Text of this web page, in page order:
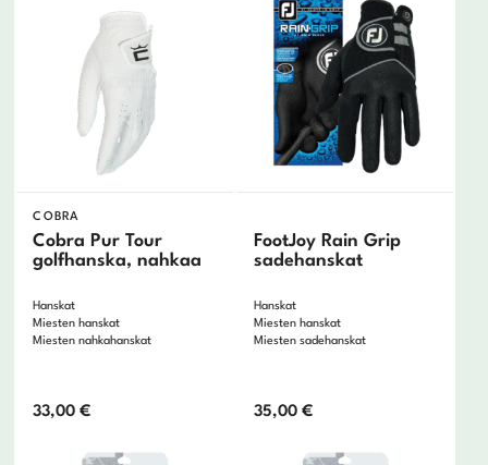
COBRA
Cobra Pur Tour
golfhanska, nahkaa
Hanskat
Miesten hanskat
Miesten nahkahanskat
33,00€
FootJoy Rain Grip
sadehanskat
Hanskat
Miesten hanskat
Miesten sadehanskat
35,00 €